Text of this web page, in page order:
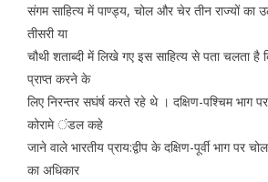
संगम साहित्य में पाण्ड्य, चोल और चेर तीन राज्यों का
तीसरी या
चौथी शताब्दी में लिखे गए इस साहित्य से पता चलता है
प्राप्त करने के
लिए निरन्तर सघंर्ष करते रहे थे । दक्षिण-पश्चिम भाग
कोरामे ंडल कहे
जाने वाले भारतीय प्राय:द्वीप के दक्षिण-पूर्वी भाग पर
का अधिकार